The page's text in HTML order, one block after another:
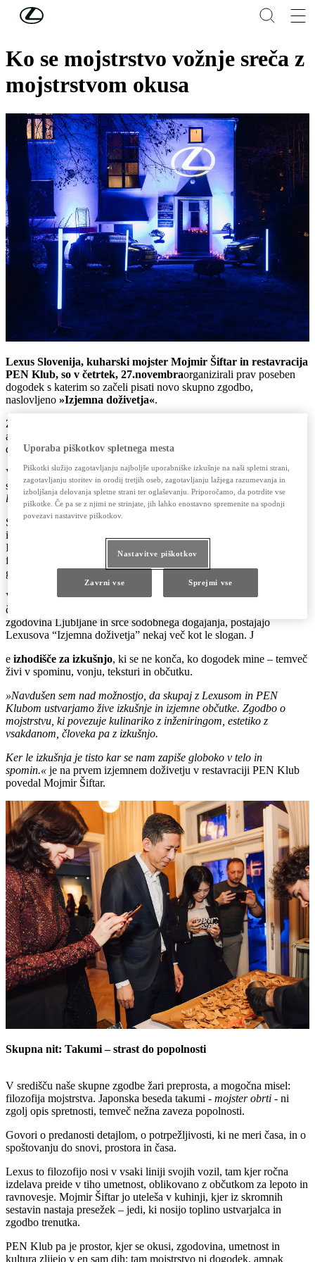
Skip to Main Content
“Doživite izjemno”
Ko se mojstrstvo vožnje sreča z
mojstrstvom okusa
Lexus Slovenija, kuharski mojster Mojmir Šiftar in restavracija
PEN Klub, so v četrtek, 27.novembraorganizirali prav poseben
dogodek s katerim so začeli pisati novo skupno zgodbo,
naslovljeno »Izjemna doživetja«.
Zavezništvo bo v prihajajočih mesecih prestopilo meje
avtomobilizma in gastronomije ter ustvarilo platformo za živa, čutna
doživetja.
Včasih se poti mojstrov srečajo. Ne po naključju – temveč zaradi
skupnih vrednot, globoke discipline in preprostega vprašanja:Ali
lahko vsak trenutek spremenimo v doživetje?
Svoje moči so združili premium avtomobilska znamka, vrhunski šef
in legendarna ljubljanska restavracija ter 50 gostov povabili na prvo
Izjemno doživetje, ki jih je popeljalo v svet japonske
filozofije
omotenašija, posebne oblike japonskega
gostoljubja.
V povezavi sŠiftarjevo kuhinjo
, ki išče bistvo v sestavinah in
čustvo v ravnotežju, in s
zgodovina Ljubljane in srce sodobnega dogajanja, postajajo
Lexusova “Izjemna doživetja” nekaj več kot le slogan. J
e izhodišče za izkušnjo, ki se ne konča, ko dogodek mine – temveč
živi v spominu, vonju, teksturi in občutku.
»Navdušen sem nad možnostjo, da skupaj z Lexusom in PEN
Klubom ustvarjamo žive izkušnje in izjemne občutke. Zgodbo o
mojstrstvu, ki povezuje kulinariko z inženiringom, estetiko z
vsakdanom, človeka pa z izkušnjo.
Ker le izkušnja je tisto kar se nam zapiše globoko v telo in
spomin.« je na prvem izjemnem doživetju v restavraciji PEN Klub
povedal Mojmir Šiftar.
Skupna nit: Takumi – strast do popolnosti
V središču naše skupne zgodbe žari preprosta, a mogočna misel:
filozofija mojstrstva. Japonska beseda takumi - mojster obrti - ni
zgolj opis spretnosti, temveč nežna zaveza popolnosti.
Govori o predanosti detajlom, o potrpežljivosti, ki ne meri časa, in o
spoštovanju do snovi, prostora in časa.
Lexus to filozofijo nosi v vsaki liniji svojih vozil, tam kjer ročna
izdelava preide v tiho umetnost, oblikovano z občutkom za lepoto in
ravnovesje. Mojmir Šiftar jo uteleša v kuhinji, kjer iz skromnih
sestavin nastaja presežek – jedi, ki nosijo toplino ustvarjalca in
zgodbo trenutka.
PEN Klub pa je prostor, kjer se okusi, zgodovina, umetnost in
kultura zlijejo v en sam dih; tam mojstrstvo ni dogodek, ampak
Uporaba piškotkov spletnega mesta
Piškotki služijo zagotavljanju najboljše uporabniške izkušnje na naši spletni strani,
zagotavljanju storitev in orodij tretjih oseb, zagotavljanju lažjega razumevanja in
izboljšanja delovanja spletne strani ter oglaševanju. Priporočamo, da potrdite vse
piškotke. Če pa se z njimi ne strinjate, jih lahko enostavno spremenite na spodnji
povezavi nastavitve piškotkov.
Nastavitve piškotkov
Zavrni vse Sprejmi vse